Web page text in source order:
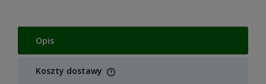
Opis
Koszty dostawy
Cena nie zawiera ewentualnych kosztów płatności